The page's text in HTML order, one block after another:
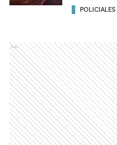
POLICIALES
Ads